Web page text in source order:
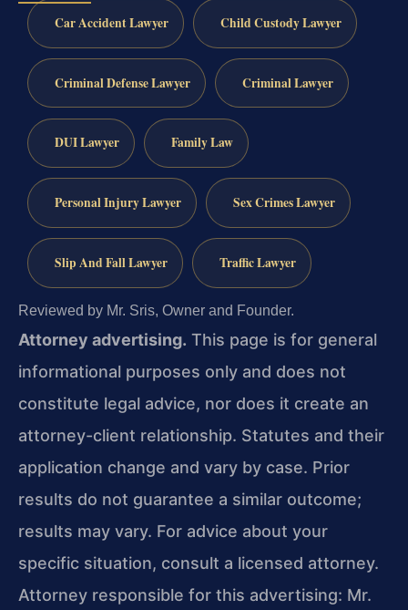
Car Accident Lawyer Child Custody Lawyer
Criminal Defense Lawyer Criminal Lawyer
DUI Lawyer Family Law
Personal Injury Lawyer Sex Crimes Lawyer
Slip And Fall Lawyer Traffic Lawyer
Reviewed by Mr. Sris, Owner and Founder.
Attorney advertising. This page is for general
informational purposes only and does not
constitute legal advice, nor does it create an
attorney-client relationship. Statutes and their
application change and vary by case. Prior
results do not guarantee a similar outcome;
results may vary. For advice about your
specific situation, consult a licensed attorney.
Attorney responsible for this advertising: Mr.